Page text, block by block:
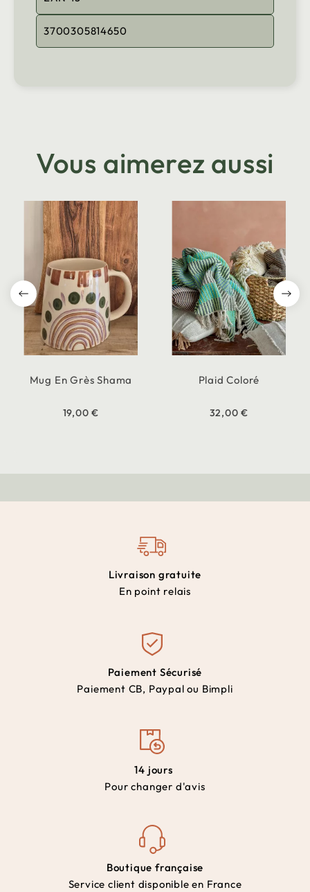
3700305814650
Vous aimerez aussi
Mug En Grès Shama
19,00 €
Plaid Coloré
32,00 €
Livraison gratuite
En point relais
Paiement Sécurisé
Paiement CB, Paypal ou Bimpli
14 jours
Pour changer d'avis
Boutique française
Service client disponible en France